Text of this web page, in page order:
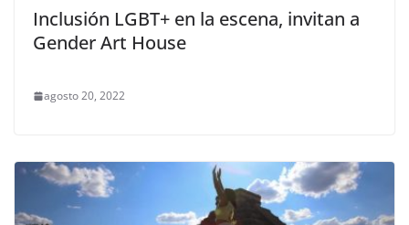
Inclusión LGBT+ en la escena, invitan a
Gender Art House
agosto 20, 2022